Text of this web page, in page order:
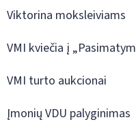
Viktorina moksleiviams
VMI kviečia į
VMI turto aukcionai
Įmonių VDU palyginimas